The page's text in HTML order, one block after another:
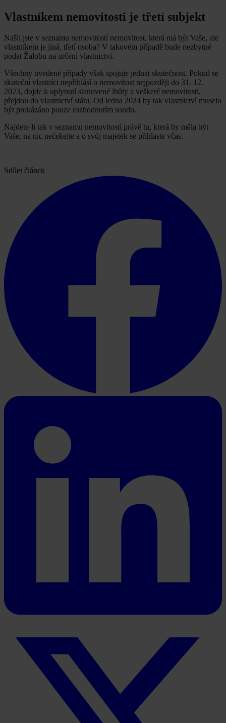
Vlastníkem nemovitosti je třetí subjekt
Našli jste v seznamu nemovitostí nemovitost, která má být Vaše, ale
vlastníkem je jiná, třetí osoba? V takovém případě bude nezbytné
podat Žalobu na určení vlastnictví.
Všechny uvedené případy však spojuje jednat skutečnost. Pokud se
skuteční vlastníci nepřihlásí o nemovitost nejpozději do 31. 12.
2023, dojde k uplynutí stanovené lhůty a veškeré nemovitosti,
přejdou do vlastnictví státu. Od ledna 2024 by tak vlastnictví muselo
být prokázáno pouze rozhodnutím soudu.
Najdete-li tak v seznamu nemovitostí právě tu, která by měla být
Vaše, na nic nečekejte a o svůj majetek se přihlaste včas.
Sdílet článek